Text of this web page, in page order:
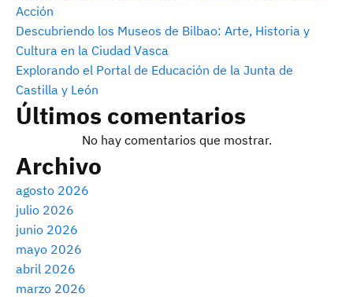
Acción
Descubriendo los Museos de Bilbao: Arte, Historia y
Cultura en la Ciudad Vasca
Explorando el Portal de Educación de la Junta de
Castilla y León
Últimos comentarios
No hay comentarios que mostrar.
Archivo
agosto 2026
julio 2026
junio 2026
mayo 2026
abril 2026
marzo 2026